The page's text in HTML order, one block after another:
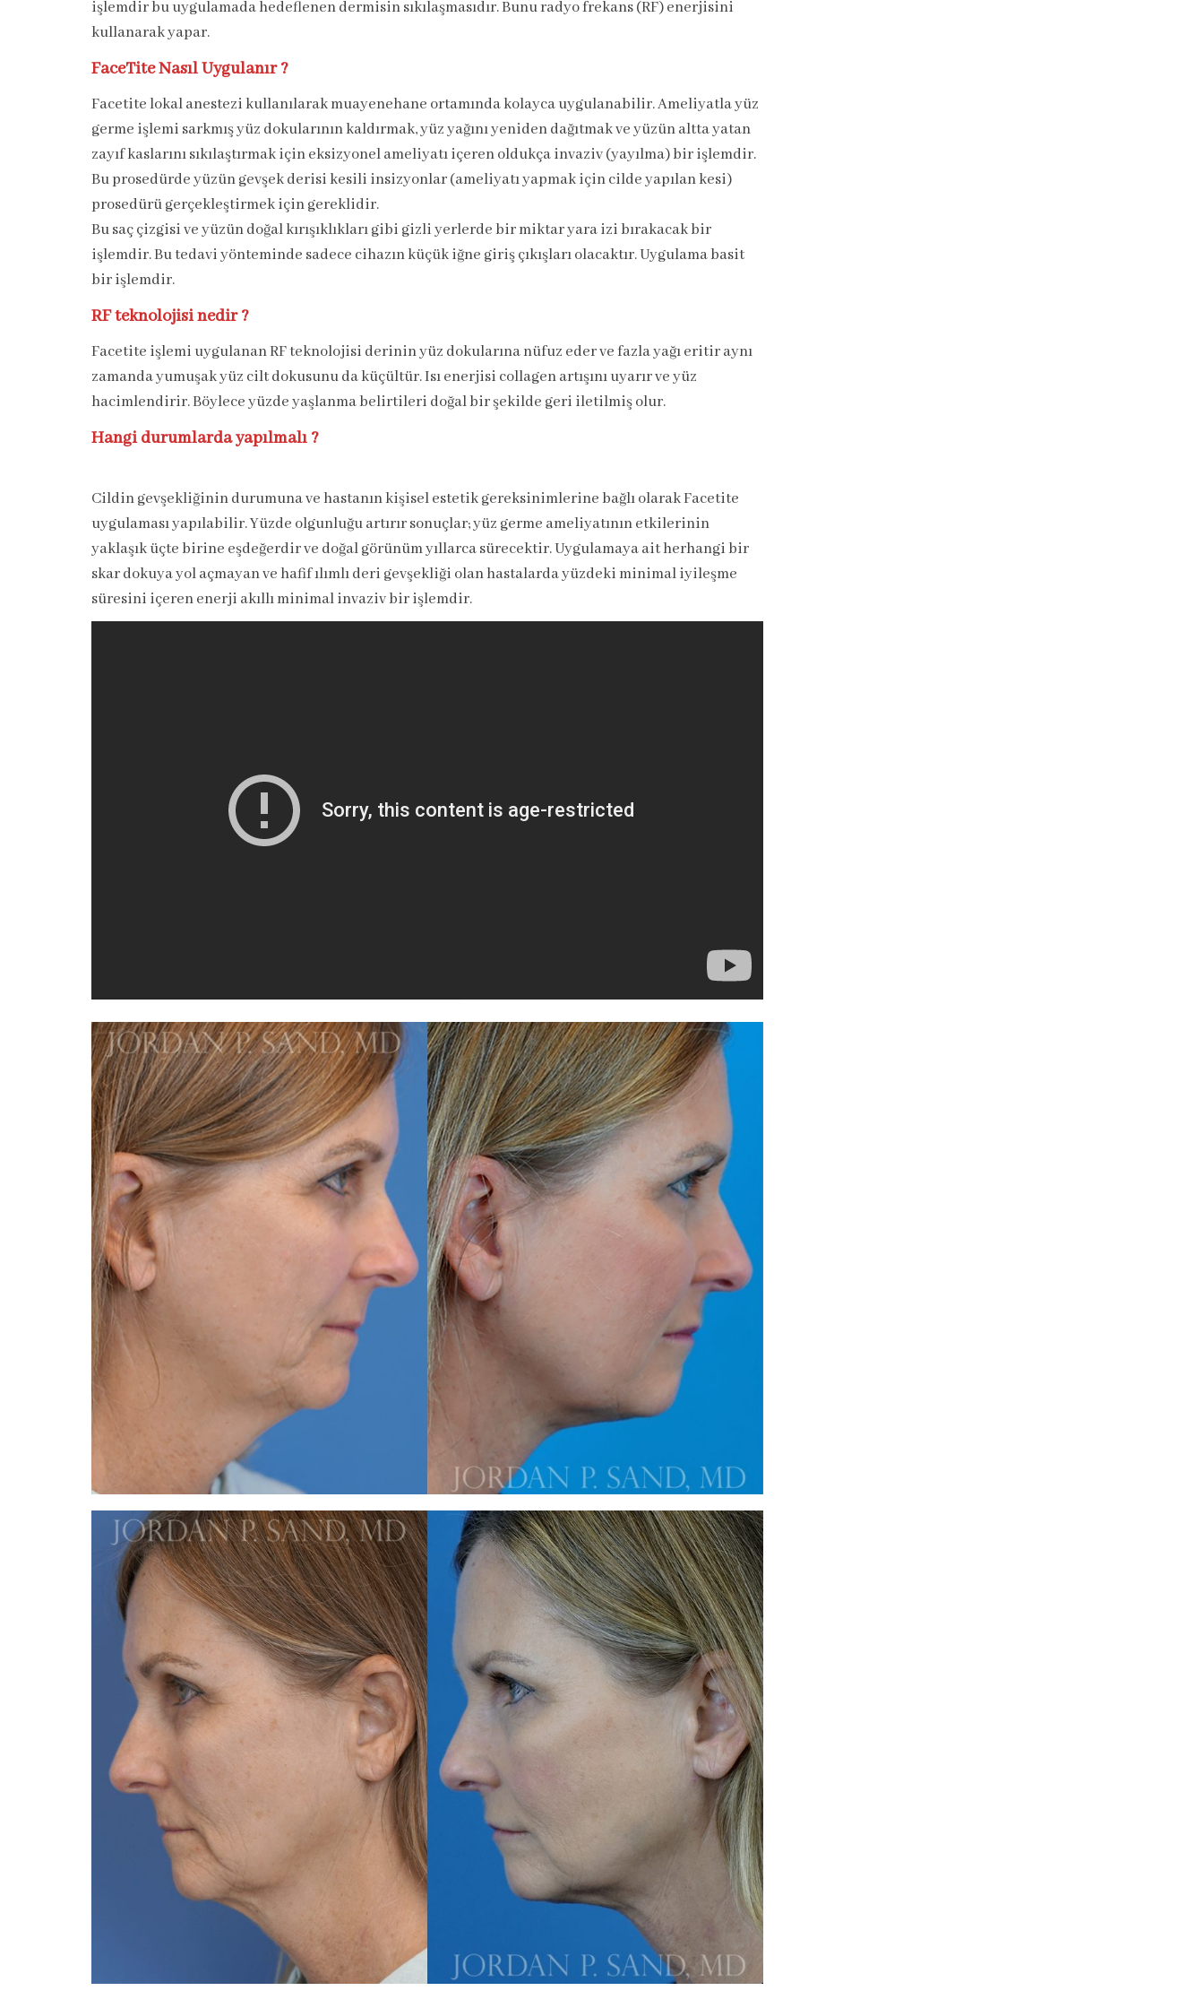
işlemdir bu uygulamada hedeflenen dermisin sıkılaşmasıdır. Bunu radyo frekans (RF) enerjisini
kullanarak yapar.
FaceTite Nasıl Uygulanır ?
Facetite lokal anestezi kullanılarak muayenehane ortamında kolayca uygulanabilir. Ameliyatla yüz
germe işlemi sarkmış yüz dokularının kaldırmak, yüz yağını yeniden dağıtmak ve yüzün altta yatan
zayıf kaslarını sıkılaştırmak için eksizyonel ameliyatı içeren oldukça invaziv (yayılma) bir işlemdir.
Bu prosedürde yüzün gevşek derisi kesili insizyonlar (ameliyatı yapmak için cilde yapılan kesi)
prosedürü gerçekleştirmek için gereklidir.
Bu saç çizgisi ve yüzün doğal kırışıklıkları gibi gizli yerlerde bir miktar yara izi bırakacak bir
işlemdir. Bu tedavi yönteminde sadece cihazın küçük iğne giriş çıkışları olacaktır. Uygulama basit
bir işlemdir.
RF teknolojisi nedir ?
Facetite işlemi uygulanan RF teknolojisi derinin yüz dokularına nüfuz eder ve fazla yağı eritir aynı
zamanda yumuşak yüz cilt dokusunu da küçültür. Isı enerjisi collagen artışını uyarır ve yüz
hacimlendirir. Böylece yüzde yaşlanma belirtileri doğal bir şekilde geri iletilmiş olur.
Hangi durumlarda yapılmalı ?
Cildin gevşekliğinin durumuna ve hastanın kişisel estetik gereksinimlerine bağlı olarak Facetite
uygulaması yapılabilir. Yüzde olgunluğu artırır sonuçlar; yüz germe ameliyatının etkilerinin
yaklaşık üçte birine eşdeğerdir ve doğal görünüm yıllarca sürecektir. Uygulamaya ait herhangi bir
skar dokuya yol açmayan ve hafif ılımlı deri gevşekliği olan hastalarda yüzdeki minimal iyileşme
süresini içeren enerji akıllı minimal invaziv bir işlemdir.